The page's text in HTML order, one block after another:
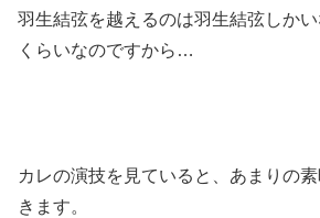
羽生結弦を越えるのは羽生結弦しか
くらいなのですから…
カレの演技を見ていると、あまりの
きます。